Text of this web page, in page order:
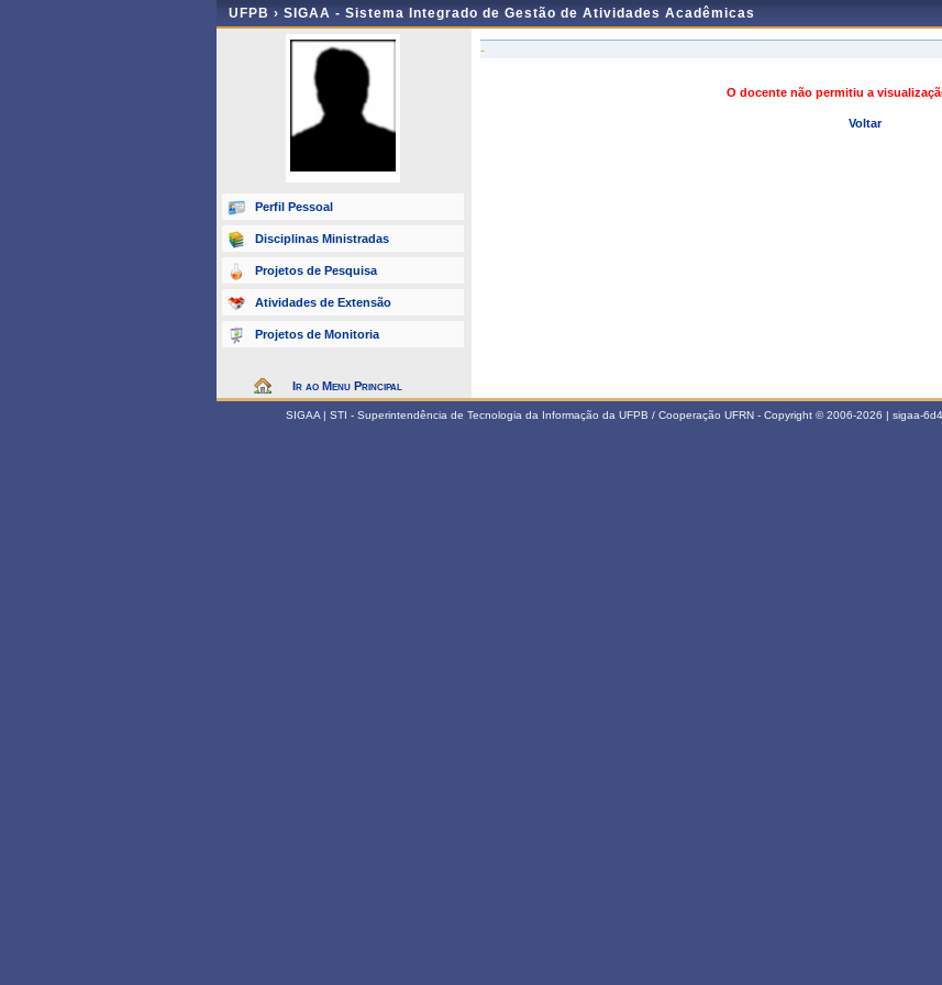
UFPB › SIGAA - Sistema Integrado de Gestão de Atividades Acadêmicas
Perfil Pessoal
Disciplinas Ministradas
Projetos de Pesquisa
Atividades de Extensão
Projetos de Monitoria
Ir ao Menu Principal
-
O docente não permitiu a
Voltar
SIGAA | STI - Superintendência de Tecnologia da Informação da UFPB / Cooperação UFRN - Copyright © 2006-2026 | sigaa-